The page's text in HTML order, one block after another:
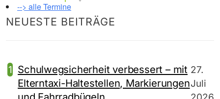
--> alle Termine
NEUESTE BEITRÄGE
Schulwegsicherheit verbessert – mit
Elterntaxi-Haltestellen, Markierungen
27.
Juli